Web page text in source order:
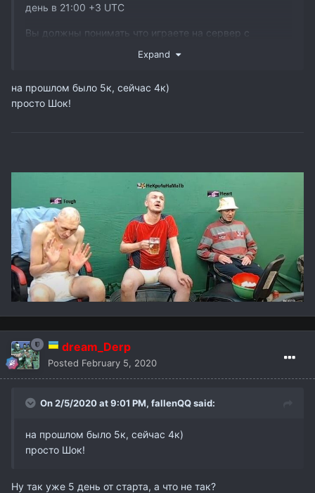
день в 21:00 +3 UTC
Вы должны понимать что играете на сервер с
онлайном 4+ к человек и все хотят сделать нубл, не
кто не гарантирует вам что вы бы его сдели с 10, 20
Expand
на прошлом было 5к, сейчас 4к)
просто Шок!
dream_Derp
Posted February 5, 2020
On 2/5/2020 at 9:01 PM, fallenQQsaid:
на прошлом было 5к, сейчас 4к)
просто Шок!
Ну так уже 5 день от старта, а что не так?